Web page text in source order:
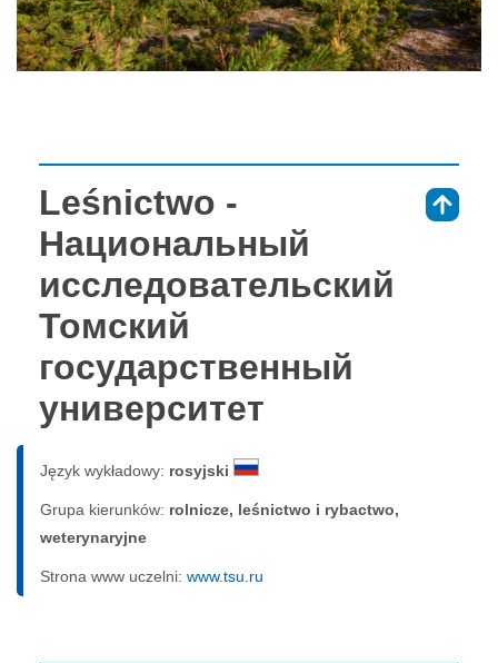
Leśnictwo -
Национальный
исследовательский
Томский
государственный
университет
Język wykładowy: rosyjski
Grupa kierunków: rolnicze, leśnictwo i rybactwo,
weterynaryjne
Strona www uczelni: www.tsu.ru